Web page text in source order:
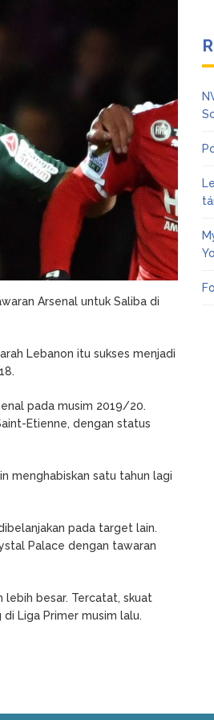
Arsenal untuk Saliba di
Lebanon itu sukses menjadi
pada musim 2019/20.
Etienne, dengan status
menghabiskan satu tahun lagi
pada target lain.
Palace dengan tawaran
lebih besar. Tercatat, skuat
Liga Primer musim lalu.